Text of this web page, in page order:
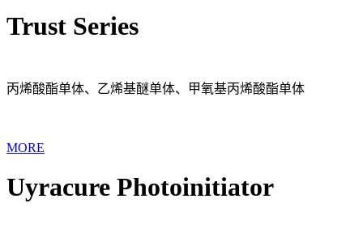
Trust Series
丙烯酸酯单体、乙烯基醚单体、甲氧基丙烯酸酯单体
MORE
Uyracure Photoinitiator